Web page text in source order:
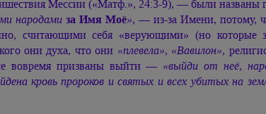
Мессии («Матф.», 24:3-9), — были названы
народами за Имя Моё», — из-за Имени, потому,
считающими себя «верующими» (но которые
они духа, что они «плевела», «Вавилон»,
вовремя призваны выйти — «выйди от неё,
кровь пророков и святых и всех убитых на